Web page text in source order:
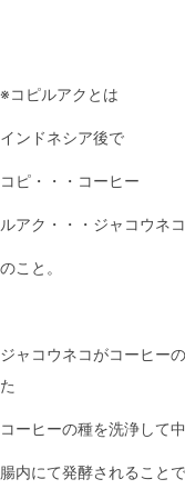
※コピルアクとは
インドネシア後で
コピ・・・コーヒー
ルアク・・・ジャコウネコ
のこと。
ジャコウネコがコーヒー
た
コーヒーの種を洗浄して
腸内にて発酵されること